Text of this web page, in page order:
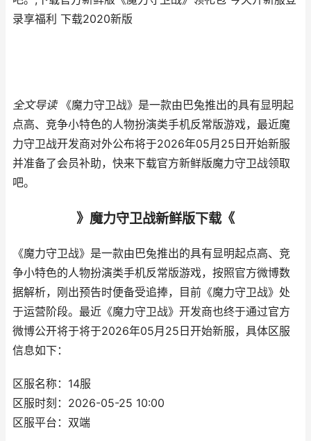
录享福利 下载2020新版
全文导读《魔力守卫战》是一款由巴兔推出的具有显明起
点高、竞争小特色的人物扮演类手机反常版游戏，最近魔
力守卫战开发商对外公布将于2026年05月25日开始新服
并准备了会员补助，快来下载官方新鲜版魔力守卫战领取
吧。
》魔力守卫战新鲜版下载《
《魔力守卫战》是一款由巴兔推出的具有显明起点高、竞
争小特色的人物扮演类手机反常版游戏，按照官方微博数
据解析，刚出预告时便备受追捧，目前《魔力守卫战》处
于运营阶段。最近《魔力守卫战》开发商也终于通过官方
微博公开将于将于2026年05月25日开始新服，具体区服
信息如下：
区服名称：14服
区服时刻：2026-05-25 10:00
区服平台：双端